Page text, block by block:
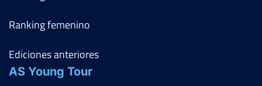
Ranking femenino
Ediciones anteriores
AS Young Tour